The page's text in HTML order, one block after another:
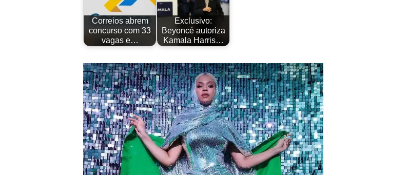
Correios abrem
concurso com 33
vagas e…
Exclusivo:
Beyoncé autoriza
Kamala Harris…